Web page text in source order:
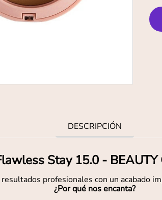
DESCRIPCIÓN
Stay 15.0 - BEAUTY
profesionales con un acabado
¿Por qué nos encanta?